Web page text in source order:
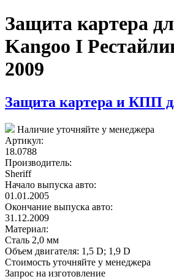
Защита картера
Kangoo I
2009
Защита картера и КПП
Наличие уточняйте у менеджера
Артикул:
18.0788
Производитель:
Sheriff
Начало выпуска авто:
01.01.2005
Окончание выпуска авто:
31.12.2009
Материал:
Сталь 2,0 мм
Объем двигателя: 1,5 D; 1,9 D
Стоимость уточняйте у менеджера
Запрос на изготовление